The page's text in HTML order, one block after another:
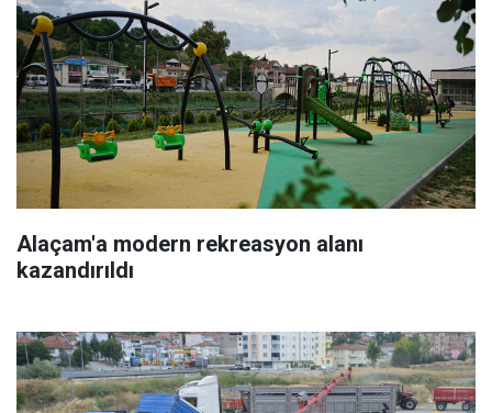
Alaçam'a modern rekreasyon alanı
kazandırıldı